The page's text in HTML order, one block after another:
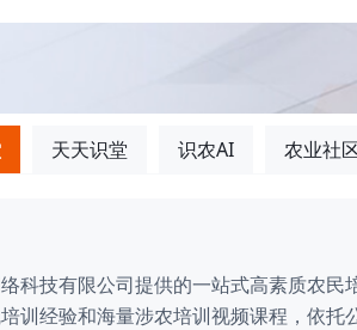
天天识堂 识农AI 农业社
技有限公司提供的一站式高素质农民培
经验和海量涉农培训视频课程，依托公